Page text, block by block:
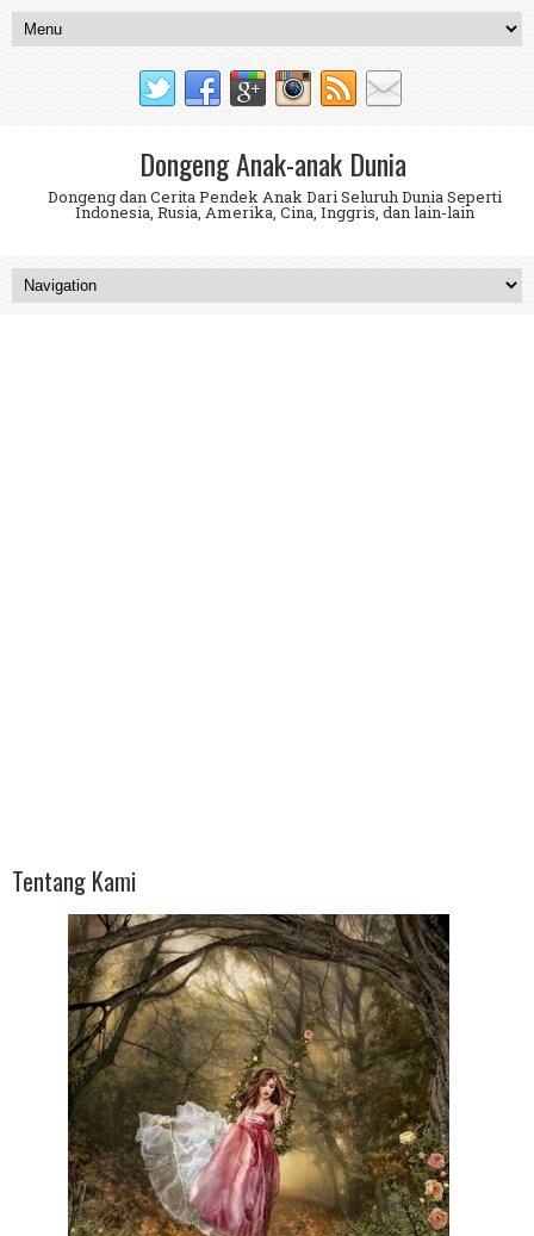
Dongeng Anak-anak Dunia
Dongeng dan Cerita Pendek Anak Dari Seluruh Dunia Seperti
Indonesia, Rusia, Amerika, Cina, Inggris, dan lain-lain
Tentang Kami